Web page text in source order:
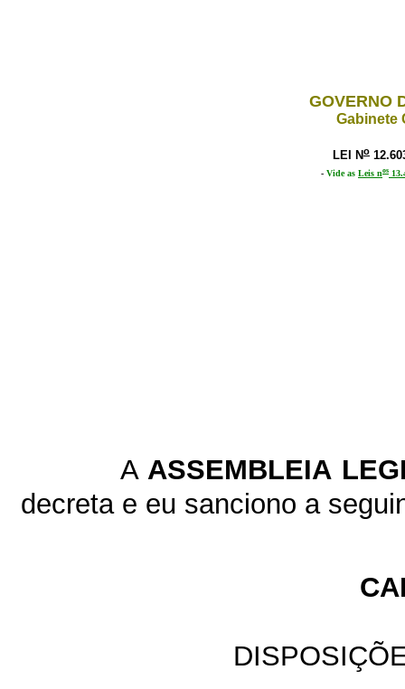
GOVERNO
Gabinete
LEI No
- Vide as Leis nos
A ASSEMBLEIA
decreta e eu sanciono a